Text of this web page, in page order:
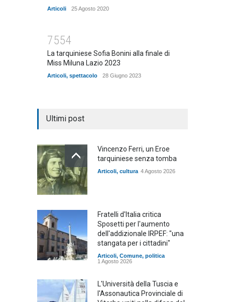
Articoli 25 Agosto 2020
7554
La tarquiniese Sofia Bonini alla finale di
Miss Miluna Lazio 2023
Articoli, spettacolo 28 Giugno 2023
Ultimi post
Vincenzo Ferri, un Eroe
tarquiniese senza tomba
Articoli, cultura 4 Agosto 2026
Fratelli d'Italia critica
Sposetti per l'aumento
dell'addizionale IRPEF: "una
stangata per i cittadini"
Articoli, Comune, politica
1 Agosto 2026
L'Università della Tuscia e
l'Assonautica Provinciale di